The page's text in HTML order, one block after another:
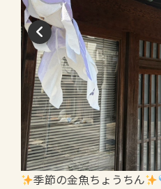
季節の金魚ちょうちん